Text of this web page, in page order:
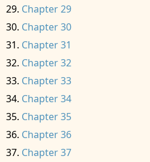
Chapter 29
Chapter 30
Chapter 31
Chapter 32
Chapter 33
Chapter 34
Chapter 35
Chapter 36
Chapter 37